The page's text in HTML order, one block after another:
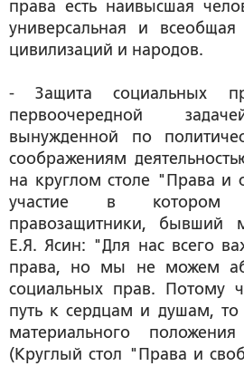
права есть наивысшая
универсальная и всеобщая
цивилизаций и народов.
- Защита социальных
первоочередной
вынужденной по
соображениям
на круглом столе "Права и
участие в
правозащитники, бывший
Е.Я. Ясин: "Для нас всего
права, но мы не можем
социальных прав. Потому
путь к сердцам и душам,
материального
(Круглый стол "Права и